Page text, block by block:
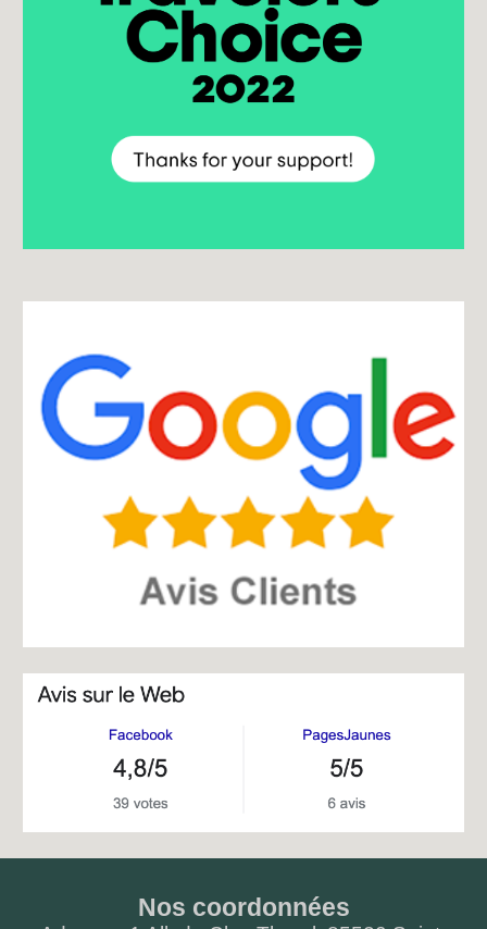
Nos coordonnées